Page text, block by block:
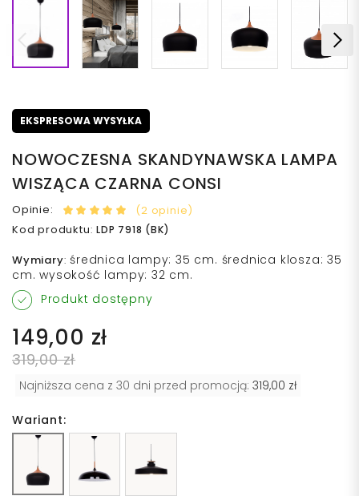
EKSPRESOWA WYSYŁKA
NOWOCZESNA SKANDYNAWSKA LAMPA
WISZĄCA CZARNA CONSI
Opinie:
(2 opinie)
Kod produktu:LDP 7918 (BK)
Wymiary: średnica lampy: 35 cm. średnica klosza: 35
cm. wysokość lampy: 32 cm.
Produkt dostępny
149,00 zł
319,00 zł
Najniższa cena z 30 dni przed promocją: 319,00 zł
Wariant: